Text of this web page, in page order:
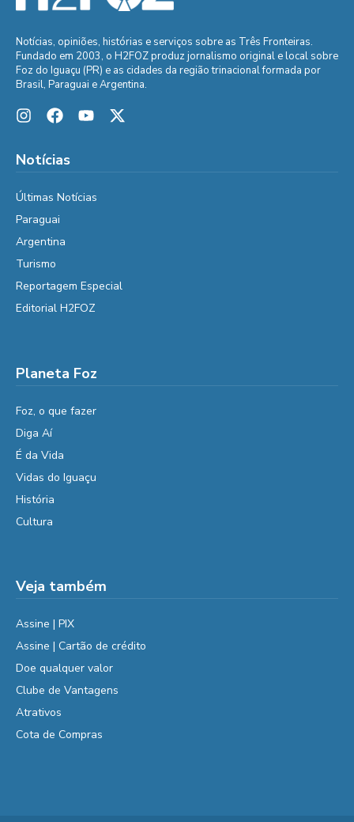
Notícias, opiniões, histórias e serviços sobre as Três Fronteiras.
Fundado em 2003, o H2FOZ produz jornalismo original e local sobre
Foz do Iguaçu (PR) e as cidades da região trinacional formada por
Brasil, Paraguai e Argentina.
Notícias
Últimas Notícias
Paraguai
Argentina
Turismo
Reportagem Especial
Editorial H2FOZ
Planeta Foz
Foz, o que fazer
Diga Aí
É da Vida
Vidas do Iguaçu
História
Cultura
Veja também
Assine | PIX
Assine | Cartão de crédito
Doe qualquer valor
Clube de Vantagens
Atrativos
Cota de Compras